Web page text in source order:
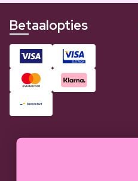
Betaalopties